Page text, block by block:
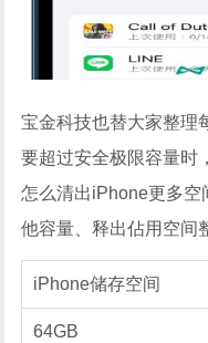
宝金科技也替大家整理
要超过安全极限容量时
怎么清出iPhone更多空
他容量、释出佔用空间
iPhone储存空间
64GB